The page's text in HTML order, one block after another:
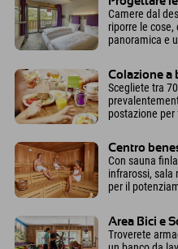
Camere dal
riporre le
panoramica e
Colazione a
Scegliete tra
postazione
Centro
Con sauna
infrarossi, sala
per il
Area Bici e
Troverete